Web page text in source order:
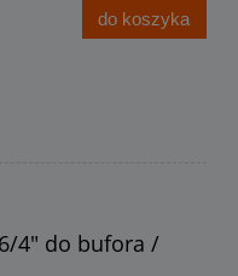
do koszyka
6/4" do bufora /